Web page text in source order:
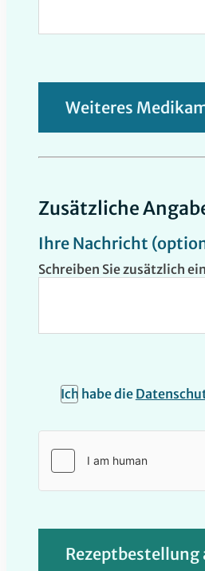
Weiteres
Zusätzliche
Ihre Nachricht
Schreiben Sie zusätzlich
Ich habe die
Rezeptbestellung